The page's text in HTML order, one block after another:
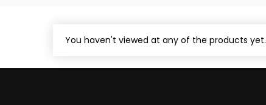
You haven't viewed at any of the products yet.